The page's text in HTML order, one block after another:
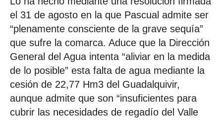
el 31 de agosto en la que Pascual admite ser
“plenamente consciente de la grave sequía”
que sufre la comarca. Aduce que la Dirección
General del Agua intenta “aliviar en la medida
de lo posible” esta falta de agua mediante la
cesión de 22,77 Hm3 del Guadalquivir,
aunque admite que son “insuficientes para
cubrir las necesidades de regadío del Valle